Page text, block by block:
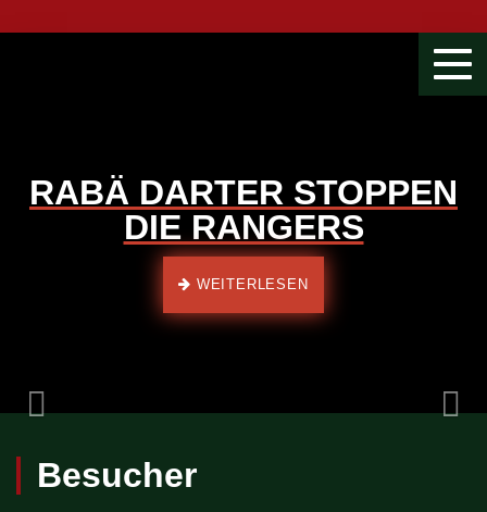
RABÄ DARTER STOPPEN
DIE RANGERS
WEITERLESEN
Previous
Besucher